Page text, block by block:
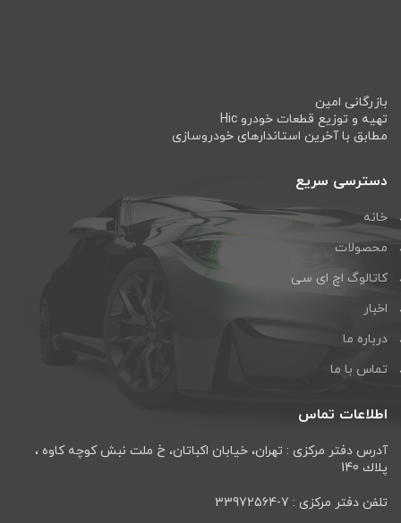
بازرگانی امین
تهیه و توزیع قطعات خودرو Hic
مطابق با آخرین استاندارهای خودروسازی
دسترسی سریع
خانه
محصولات
کاتالوگ اچ ای سی
اخبار
درباره ما
تماس با ما
اطلاعات تماس
آدرس دفتر مرکزی : تهران، خيابان اكباتان، خ ملت نبش كوچه كاوه ،
پلاك 140
تلفن دفتر مرکزی : 7-33972564